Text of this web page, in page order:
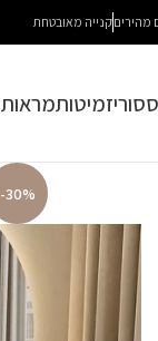
מהיריםקנייה מאובטחת
מיטות
-30%